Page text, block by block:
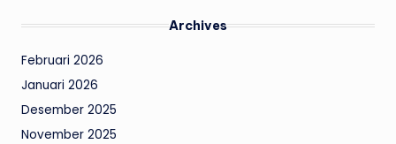
Archives
Februari 2026
Januari 2026
Desember 2025
November 2025